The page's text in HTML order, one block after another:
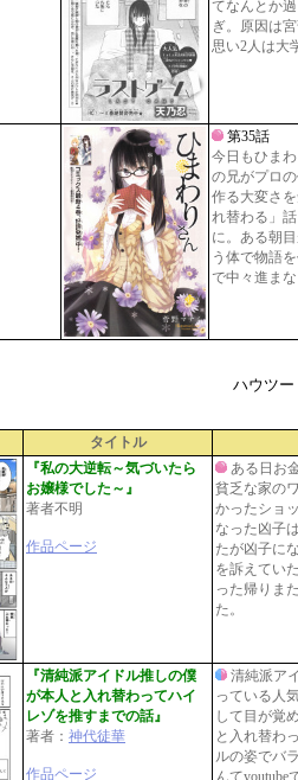
てなんとか
ぎ。原因は
思い2人は大
第35話
今日もひま
の兄がプロ
作る大変さ
れ替わる」
に。ある朝
う体で物語
で中々進ま
ハウツ
タイトル
『私の大逆転～気づいたら
お嬢様でした～』
著者不明
作品ページ
ある日お
貧乏な家の
かったショ
なった凶子
たが凶子に
を訴えてい
った帰りま
た。
『清純派アイドル推しの僕
が本人と入れ替わってハイ
レゾを推すまでの話』
著者： 神代徒華
作品ページ
清純派ア
っている人
して目が覚
と入れ替わ
ルの姿でバ
んて